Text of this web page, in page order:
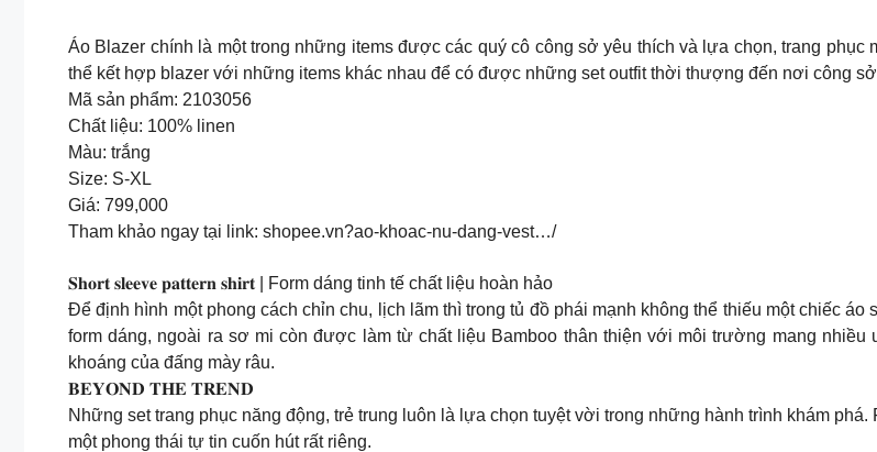
Áo Blazer chính là một trong những items được các quý cô công sở yêu thích và lựa chọn, trang
thể kết hợp blazer với những items khác nhau để có được những set outfit thời thượng đến nơi công
Mã sản phẩm: 2103056
Chất liệu: 100% linen
Màu: trắng
Size: S-XL
Giá: 799,000
Tham khảo ngay tại link: shopee.vn?ao-khoac-nu-dang-vest…/
𝐒𝐡𝐨𝐫𝐭 𝐬𝐥𝐞𝐞𝐯𝐞 𝐩𝐚𝐭𝐭𝐞𝐫𝐧 𝐬𝐡𝐢𝐫𝐭 | Form dáng tinh tế chất liệu hoàn hảo
Để định hình một phong cách chỉn chu, lịch lãm thì trong tủ đồ phái mạnh không thể thiếu một chiếc
form dáng, ngoài ra sơ mi còn được làm từ chất liệu Bamboo thân thiện với môi trường mang
khoáng của đấng mày râu.
𝐁𝐄𝐘𝐎𝐍𝐃 𝐓𝐇𝐄 𝐓𝐑𝐄𝐍𝐃
Những set trang phục năng động, trẻ trung luôn là lựa chọn tuyệt vời trong những hành trình khám
một phong thái tự tin cuốn hút rất riêng.